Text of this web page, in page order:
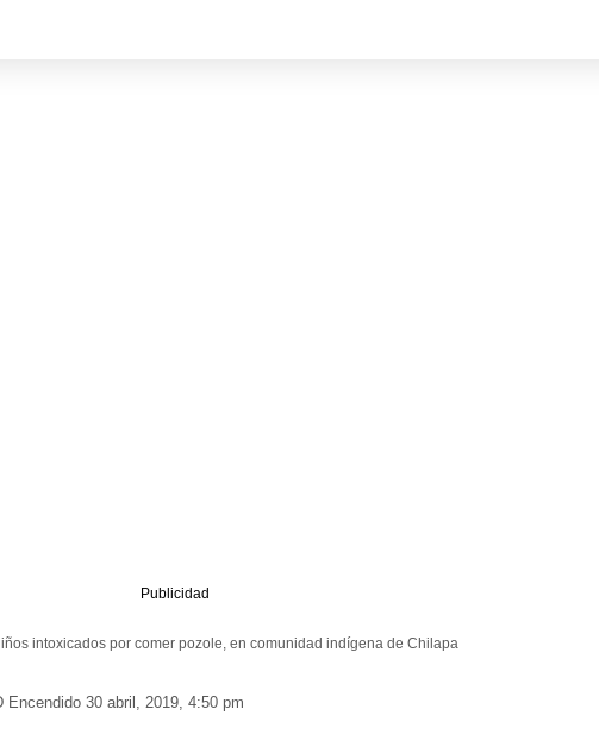
Publicidad
intoxicados por comer pozole, en comunidad indígena de Chilapa
Encendido 30 abril, 2019, 4:50 pm